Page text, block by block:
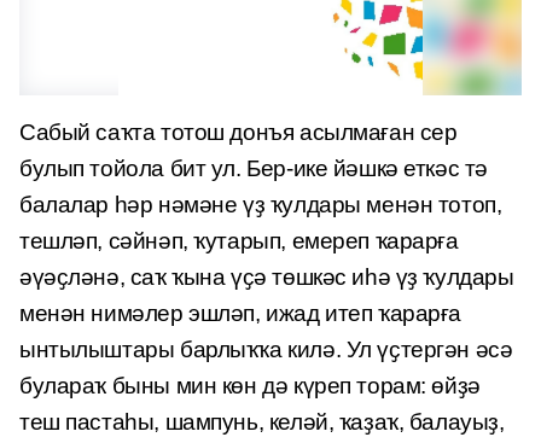
Сабый саҡта тотош донъя асылмаған сер
булып тойола бит ул. Бер-ике йәшкә еткәс тә
балалар һәр нәмәне үҙ ҡулдары менән тотоп,
тешләп, сәйнәп, ҡутарып, емереп ҡарарға
әүәҫләнә, саҡ ҡына үҫә төшкәс иһә үҙ ҡулдары
менән нимәлер эшләп, ижад итеп ҡарарға
ынтылыштары барлыҡҡа килә. Ул үҫтергән әсә
булараҡ быны мин көн дә күреп торам: өйҙә
теш пастаһы, шампунь, келәй, ҡаҙаҡ, балауыҙ,